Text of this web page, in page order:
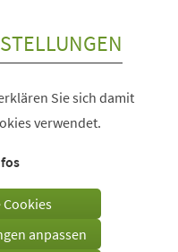
Sie sich damit
verwendet.
anpassen